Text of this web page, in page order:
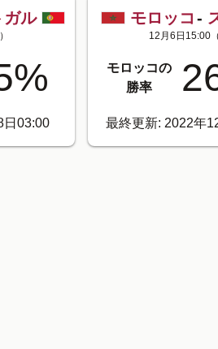
ガル
%
日03:00
モロッコ -
12月6日15:00
モロッコの
勝率
最終更新: 2022年